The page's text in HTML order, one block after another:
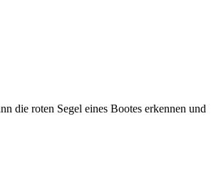
die roten Segel eines Bootes erkennen und